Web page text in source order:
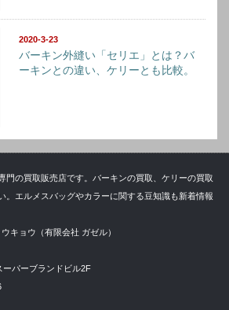
2020-3-23
バーキン外縫い「セリエ」とは？バ
ーキンとの違い、ケリーとも比較。
門の買取販売店です。バーキンの買取、ケリーの買取
。エルメスバッグやカラーに関する豆知識も新着情報
キョウ（有限会社 ガゼル）
パーブランドビル2F